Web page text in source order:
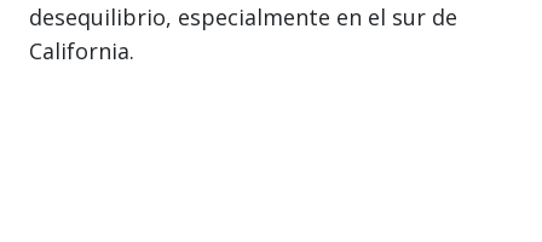
desequilibrio, especialmente en el sur de
California.